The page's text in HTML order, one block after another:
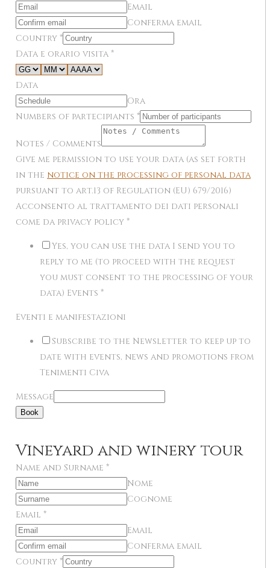
Email
Conferma email
Country *
Data e orario visita *
Data
Ora
Numbers of partecipiants *
Notes / Comments
Give me permission to use your data (as set forth
in the notice on the processing of personal data
pursuant to art.13 of Regulation (EU) 679/2016)
Acconsento al trattamento dei dati personali
come da privacy policy *
Yes, you can use the data I send you to
reply to me (to proceed with the request
you must consent to the processing of your
data) Events *
Eventi e manifestazioni
Subscribe to the Newsletter to keep up to
date with events, news and promotions from
Tenimenti Civa
Message
Book
Vineyard and winery tour
Name and Surname *
Nome
Cognome
Email *
Email
Conferma email
Country *